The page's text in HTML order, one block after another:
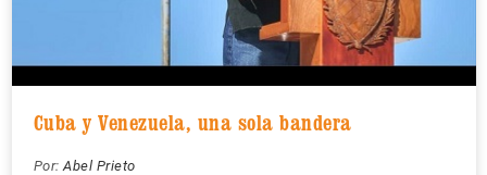
Cuba y Venezuela, una sola bandera
Por:Abel Prieto